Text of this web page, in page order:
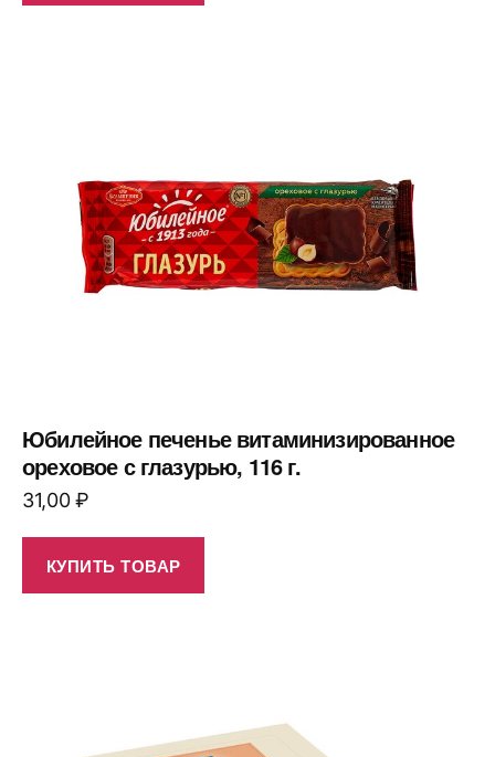
Юбилейное печенье витаминизированное
ореховое с глазурью, 116 г.
31,00₽
КУПИТЬ ТОВАР